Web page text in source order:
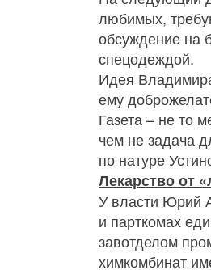
любимых,
обсуждение на
спецодеждой.
Идея
ему
Газета – не то
чем не задача
по натуре
Лекарство от
У власти Юрий
и парткомах
завотделом
химкомбинат